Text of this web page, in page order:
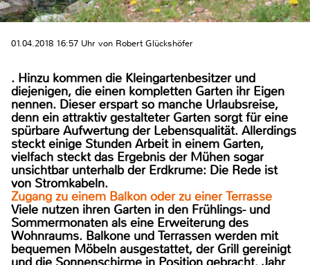
01.04.2018 16:57 Uhr von Robert Glückshöfer
Viele nutzen ihren Garten in den Frühlings- und
Sommermonaten als eine Erweiterung des
Wohnraums. Balkone und Terrassen werden mit
bequemen Möbeln ausgestattet, der Grill gereinigt
Zugang zu einem Balkon oder zu einer Terrasse
. Hinzu kommen die Kleingartenbesitzer und
diejenigen, die einen kompletten Garten ihr Eigen
nennen. Dieser erspart so manche Urlaubsreise,
denn ein attraktiv gestalteter Garten sorgt für eine
spürbare Aufwertung der Lebensqualität. Allerdings
steckt einige Stunden Arbeit in einem Garten,
vielfach steckt das Ergebnis der Mühen sogar
unsichtbar unterhalb der Erdkrume: Die Rede ist
von Stromkabeln.